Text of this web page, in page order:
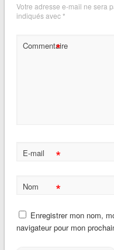
Votre adresse e-mail ne sera
indiqués avec*
Commentaire
*
E-mail *
Nom *
Enregistrer mon nom,
navigateur pour mon